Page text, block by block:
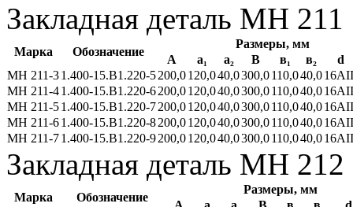
Закладная деталь МН 211
Марка Обозначение
Размеры, мм
А
а₁ a₂ В в₁ в₂
d
МН 211-31.400-15.В1.220-5200,0120,040,0300,0110,040,0
МН 211-41.400-15.В1.220-6200,0120,040,0300,0110,040,0
МН 211-51.400-15.В1.220-7200,0120,040,0300,0110,040,0
МН 211-61.400-15.В1.220-8200,0120,040,0300,0110,040,0
МН 211-71.400-15.В1.220-9200,0120,040,0300,0110,040,0
Закладная деталь МН 212
Марка Обозначение
Размеры, мм